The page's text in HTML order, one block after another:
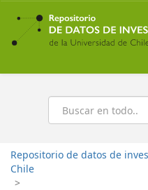
Ir
contenido
principal
Buscar
Repositorio de datos de
Chile
>